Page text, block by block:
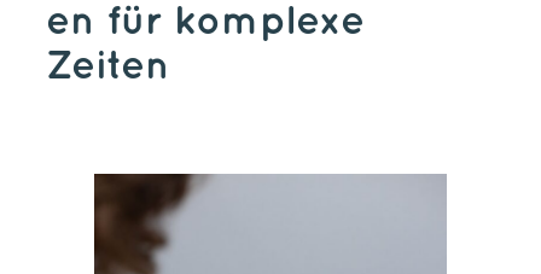
en für komplexe
Zeiten